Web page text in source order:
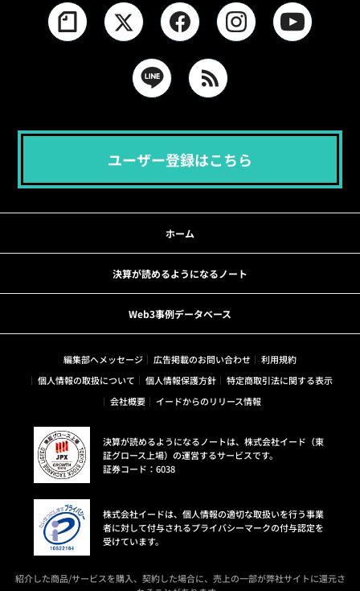
ユーザー登録はこちら
ホーム
決算が読めるようになるノート
Web3事例データベース
編集部へメッセージ 広告掲載のお問い合わせ
利用規約
個人情報の取扱について
個人情報保護方針
特定商取引法に関する表示
会社概要
イードからのリリース情報
決算が読めるようになるノートは、株式会社イード（東
証グロース上場）の運営するサービスです。
証券コード：6038
株式会社イードは、個人情報の適切な取扱いを行う事業
者に対して付与されるプライバシーマークの付与認定を
受けています。
紹介した商品/サービスを購入、契約した場合に、売上の一部が弊社サイトに還元さ